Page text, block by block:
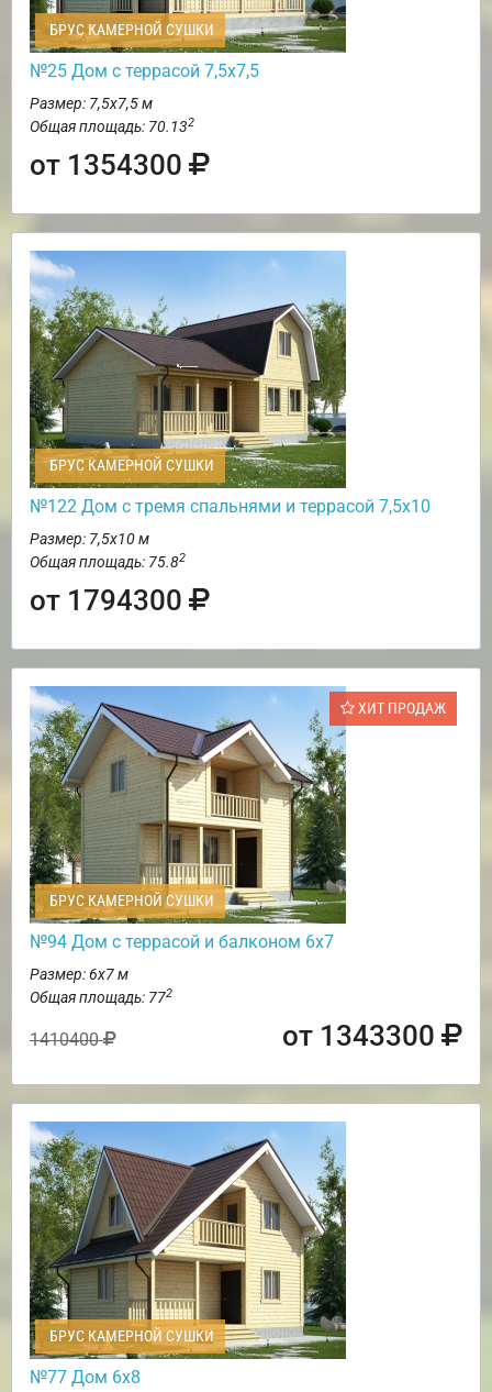
БРУС КАМЕРНОЙ СУШКИ
№25 Дом с террасой 7,5х7,5
Размер: 7,5х7,5 м
Общая площадь: 70.132
от 1354300
БРУС КАМЕРНОЙ СУШКИ
№122 Дом с тремя спальнями и террасой 7,5х10
Размер: 7,5х10 м
Общая площадь: 75.82
от 1794300
ХИТ ПРОДАЖ
БРУС КАМЕРНОЙ СУШКИ
№94 Дом с террасой и балконом 6х7
Размер: 6х7 м
Общая площадь: 772
1410400 от 1343300
БРУС КАМЕРНОЙ СУШКИ
№77 Дом 6х8